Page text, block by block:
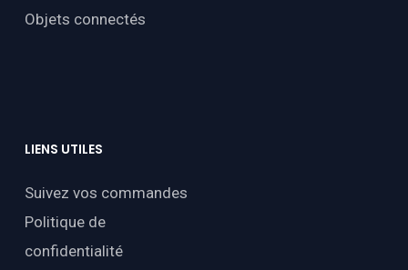
Objets connectés
LIENS UTILES
Suivez vos commandes
Politique de
confidentialité